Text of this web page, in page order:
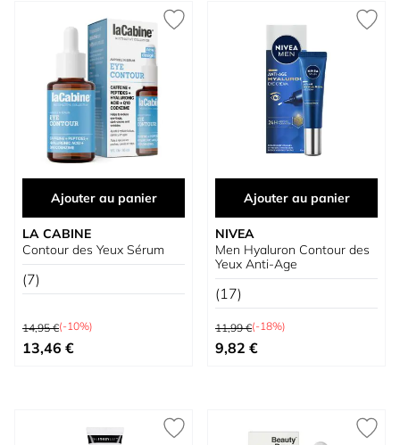
Ajouter au panier
LA CABINE
Contour des Yeux Sérum
(7)
Prix normal
14,95 €(-10%)
Prix spécial
13,46 €
Ajouter au panier
NIVEA
Men Hyaluron Contour des
Yeux Anti-Age
(17)
Prix normal
11,99 €(-18%)
Prix spécial
9,82 €